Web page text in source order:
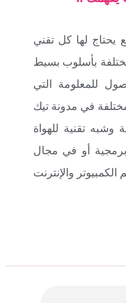
يحتاج لها كل تقني
بأسلوب بسيط
للمعلومة التي
في مدونة تيك
تقنية للهواة
أو في مجال
والإنترنت